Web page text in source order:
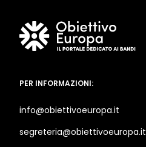
PER INFORMAZIONI:
info@obiettivoeuropa.it
segreteria@obiettivoeuropa.it